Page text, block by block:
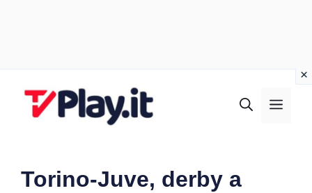
Torino-Juve, derby a